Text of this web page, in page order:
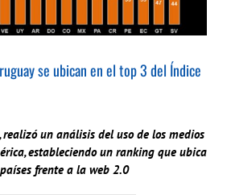
se ubican en el top 3 del Índice
realizó un análisis del uso de los medios
estableciendo un ranking que ubica
frente a la web 2.0